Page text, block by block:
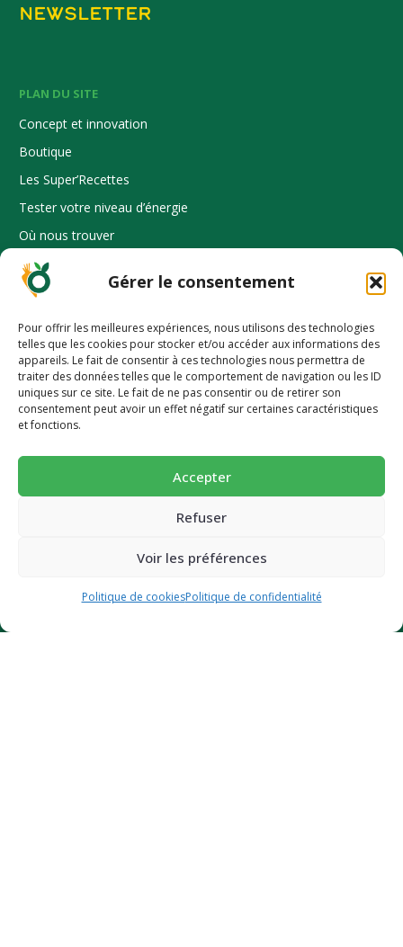
Gérer le consentement
Pour offrir les meilleures expériences, nous utilisons des technologies
telles que les cookies pour stocker et/ou accéder aux informations des
appareils. Le fait de consentir à ces technologies nous permettra de
traiter des données telles que le comportement de navigation ou les ID
uniques sur ce site. Le fait de ne pas consentir ou de retirer son
consentement peut avoir un effet négatif sur certaines caractéristiques
et fonctions.
Accepter
Refuser
Voir les préférences
Politique de cookiesPolitique de confidentialité
NEWSLETTER
PLAN DU SITE
Concept et innovation
Boutique
Les Super’Recettes
Tester votre niveau d’énergie
Où nous trouver
Espace Pro
INFORMATION
Mode d’emploi
FAQ
Dossier presse
Nos prix et distinctions
-10% pour découvrir une alimentation
Succombez à nos pains et biscuits ultra-gourmands et
super-nutritif.